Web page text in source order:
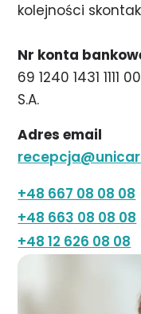
kolejności
Nr konta
69 1240 1431 1111
S.A.
Adres email
+48 667 08 08 08
+48 663 08 08 08
+48 12 626 08 08